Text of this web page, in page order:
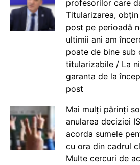
profesorilor care
Titularizarea,
post pe perioadă
ultimii ani am
poate de bine
titularizabile / La
garanta de la
post
Mai mulți părinți
anularea deciziei
acorda sumele
cu ora din cadrul
Multe cercuri de